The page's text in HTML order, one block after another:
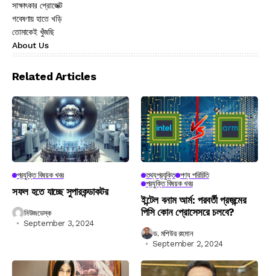
সাক্ষাৎকার প্রোজেক্ট
গবেষণায় হাতে খড়ি
তোমাকেই খুঁজছি
About Us
Related Articles
প্রযুক্তি বিষয়ক খবর
সফল হতে যাচ্ছে সুপারকন্ডাকটর
নিউজডেস্ক
September 3, 2024
তথ্যপ্রযুক্তি পণ্য পরিচিতি
প্রযুক্তি বিষয়ক খবর
ইন্টেল বনাম আর্ম: পরবর্তী প্রজন্মের
পিসি কোন প্রোসেসরে চলবে?
ড. মশিউর রহমান
September 2, 2024